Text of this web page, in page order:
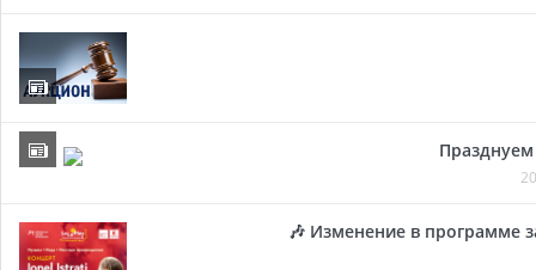
Празднуем
🎶 Изменение в программе